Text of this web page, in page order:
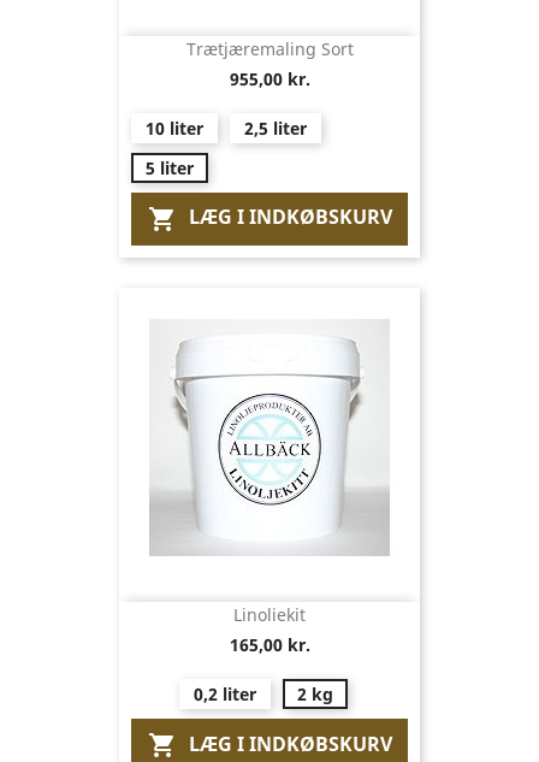
Trætjæremaling Sort
955,00 kr.
10 liter
2,5 liter
5 liter
 LÆG I INDKØBSKURV
Linoliekit
165,00 kr.
0,2 liter 2 kg
 LÆG I INDKØBSKURV